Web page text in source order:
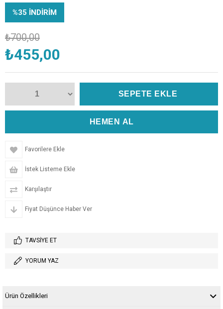
%35 İNDIRIM
₺700,00
₺455,00
Favorilere Ekle
İstek Listeme Ekle
Karşılaştır
Fiyat Düşünce Haber Ver
TAVSIYE ET
YORUM YAZ
Ürün Özellikleri